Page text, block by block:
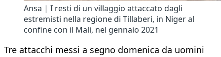
Ansa | I resti di un villaggio attaccato dagli
estremisti nella regione di Tillaberi, in Niger al
confine con il Mali, nel gennaio 2021
Tre attacchi messi a segno domenica da uomini